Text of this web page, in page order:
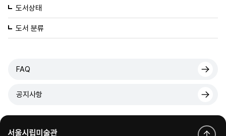
도서상태
도서 분류
FAQ
공지사항